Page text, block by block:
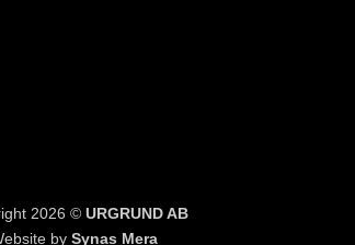
2026 © URGRUND AB
by Synas Mera